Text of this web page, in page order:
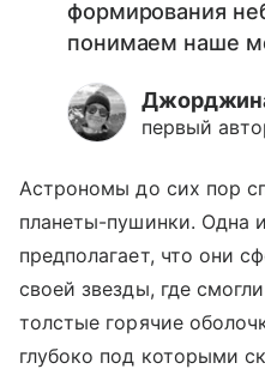
формирования
понимаем наше
первый
Астрономы до сих пор
планеты-пушинки. Одна
предполагает, что они
своей звезды, где
толстые горячие
глубоко под которыми